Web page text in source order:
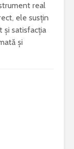
real
ele susțin
și satisfacția
și